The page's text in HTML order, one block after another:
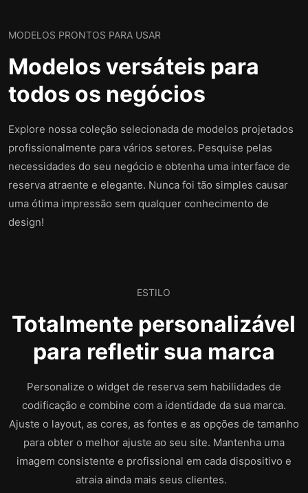
MODELOS PRONTOS PARA USAR
Modelos versáteis para
todos os negócios
Explore nossa coleção selecionada de modelos projetados
profissionalmente para vários setores. Pesquise pelas
necessidades do seu negócio e obtenha uma interface de
reserva atraente e elegante. Nunca foi tão simples causar
uma ótima impressão sem qualquer conhecimento de
design!
ESTILO
Totalmente personalizável
para refletir sua marca
Personalize o widget de reserva sem habilidades de
codificação e combine com a identidade da sua marca.
Ajuste o layout, as cores, as fontes e as opções de tamanho
para obter o melhor ajuste ao seu site. Mantenha uma
imagem consistente e profissional em cada dispositivo e
atraia ainda mais seus clientes.